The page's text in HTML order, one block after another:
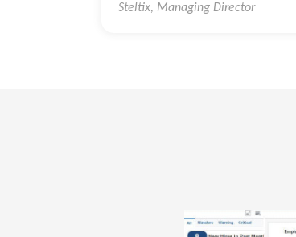
Steltix, Managing Director